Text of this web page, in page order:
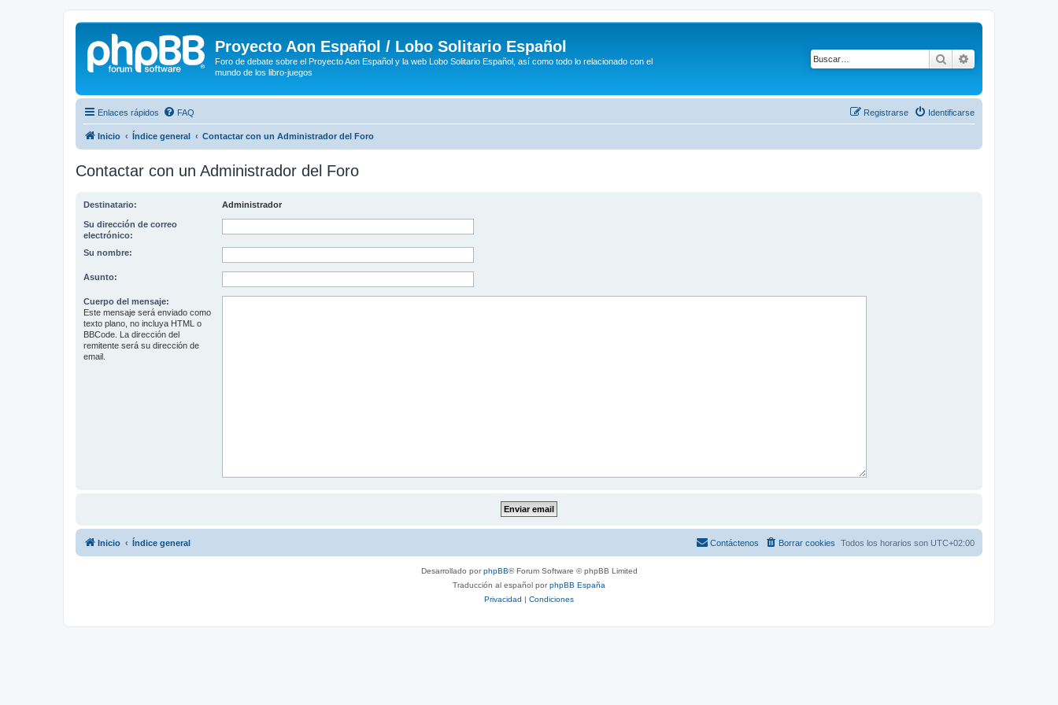
Proyecto Aon Español / Lobo Solitario Español
Foro de debate sobre el Proyecto Aon Español y la web Lobo Solitario Español, así como todo lo relacionado con el
mundo de los libro-juegos
Buscar
Enlaces rápidos FAQ Identificarse
Registrarse
Inicio Índice general Contactar con un Administrador del Foro
Contactar con un Administrador del Foro
Destinatario: Administrador
Su dirección de correo
electrónico:
Su nombre:
Asunto:
Cuerpo del mensaje:
Este mensaje será enviado como
texto plano, no incluya HTML o
BBCode. La dirección del
remitente será su dirección de
email.
Inicio Índice general Todos los horarios son UTC+02:00
Borrar cookies
Contáctenos
Desarrollado porphpBB® Forum Software © phpBB Limited
Traducción al español porphpBB España
Privacidad | Condiciones